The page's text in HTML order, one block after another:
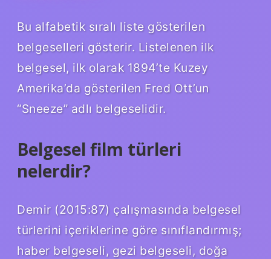
Bu alfabetik sıralı liste gösterilen
belgeselleri gösterir. Listelenen ilk
belgesel, ilk olarak 1894’te Kuzey
Amerika’da gösterilen Fred Ott’un
“Sneeze” adlı belgeselidir.
Belgesel film türleri
nelerdir?
Demir (2015:87) çalışmasında belgesel
türlerini içeriklerine göre sınıflandırmış;
haber belgeseli, gezi belgeseli, doğa